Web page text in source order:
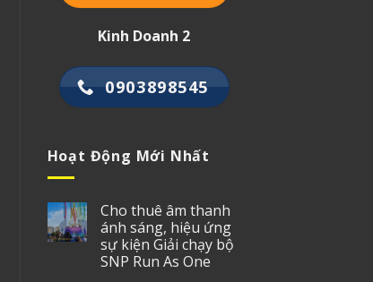
Kinh Doanh 2
0903898545
Hoạt Động Mới Nhất
Cho thuê âm thanh
ánh sáng, hiệu ứng
sự kiện Giải chạy bộ
SNP Run As One